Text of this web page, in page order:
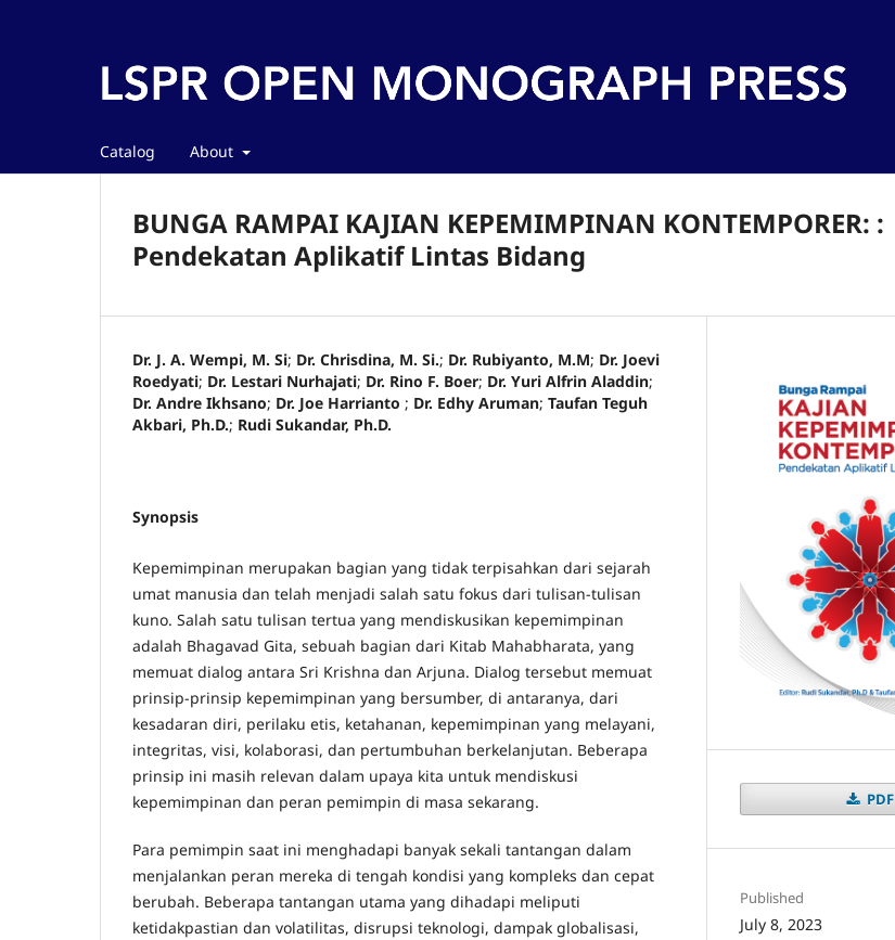
Catalog About
BUNGA RAMPAI KAJIAN KEPEMIMPINAN KONTEMPORER: :
Pendekatan Aplikatif Lintas Bidang
Dr. J. A. Wempi, M. Si; Dr. Chrisdina, M. Si.; Dr. Rubiyanto, M.M; Dr. Joevi
Roedyati; Dr. Lestari Nurhajati; Dr. Rino F. Boer; Dr. Yuri Alfrin Aladdin;
Dr. Andre Ikhsano; Dr. Joe Harrianto ; Dr. Edhy Aruman; Taufan Teguh
Akbari, Ph.D.; Rudi Sukandar, Ph.D.
Synopsis
Kepemimpinan merupakan bagian yang tidak terpisahkan dari sejarah
umat manusia dan telah menjadi salah satu fokus dari tulisan-tulisan
kuno. Salah satu tulisan tertua yang mendiskusikan kepemimpinan
adalah Bhagavad Gita, sebuah bagian dari Kitab Mahabharata, yang
memuat dialog antara Sri Krishna dan Arjuna. Dialog tersebut memuat
prinsip-prinsip kepemimpinan yang bersumber, di antaranya, dari
kesadaran diri, perilaku etis, ketahanan, kepemimpinan yang melayani,
integritas, visi, kolaborasi, dan pertumbuhan berkelanjutan. Beberapa
prinsip ini masih relevan dalam upaya kita untuk mendiskusi
kepemimpinan dan peran pemimpin di masa sekarang.
Para pemimpin saat ini menghadapi banyak sekali tantangan dalam
menjalankan peran mereka di tengah kondisi yang kompleks dan cepat
berubah. Beberapa tantangan utama yang dihadapi meliputi
ketidakpastian dan volatilitas, disrupsi teknologi, dampak globalisasi,
PDF
Published
July 8, 2023